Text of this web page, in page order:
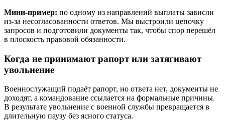
Мини-пример: по одному из направлений выплаты зависли
из-за несогласованности ответов. Мы выстроили цепочку
запросов и подготовили документы так, чтобы спор перешёл
в плоскость правовой обязанности.
Когда не принимают рапорт или затягивают
увольнение
Военнослужащий подаёт рапорт, но ответа нет, документы не
доходят, а командование ссылается на формальные причины.
В результате увольнение с военной службы превращается в
длительную паузу без ясного статуса.